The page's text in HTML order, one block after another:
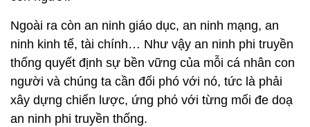
Ngoài ra còn an ninh giáo dục, an ninh mạng, an
ninh kinh tế, tài chính… Như vậy an ninh phi truyền
thống quyết định sự bền vững của mỗi cá nhân con
người và chúng ta cần đối phó với nó, tức là phải
xây dựng chiến lược, ứng phó với từng mối đe doạ
an ninh phi truyền thống.